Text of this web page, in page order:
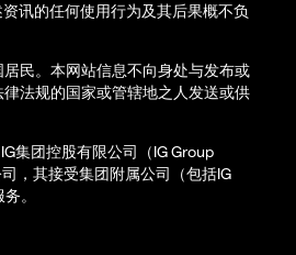
讯的任何使用行为及其后果概不负
民。本网站信息不向身处与发布或
法规的国家或管辖地之人发送或供
集团控股有限公司（IG Group
，其接受集团附属公司（包括IG
。